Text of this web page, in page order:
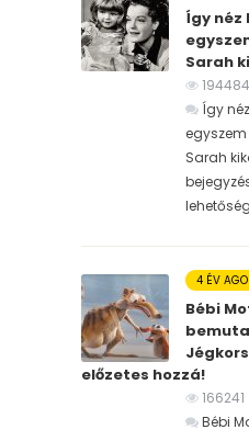
Így néz
Sarah
194484
Így
Sarah
4 ÉV AGO
Bébi
előzetes hozzá!
166241
Bébi